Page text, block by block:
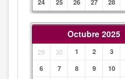
24
25 26 27 28
Octubre 2025
29 30 1 2 3
6
7 8 9 10